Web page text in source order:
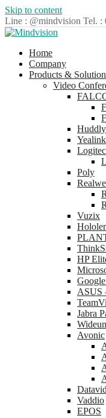
Skip to content
Line : @mindvision Tel. :
Home
Company
Products &
Video
Huddly
Yealink
Poly
Vuzix
HP
ASUS
Jabra
Avonic
Vaddio
EPOS